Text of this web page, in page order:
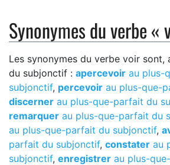
Synonymes du verbe «
Les synonymes du verbe voir
du subjonctif : apercevoir au plus-
subjonctif, percevoir au plus-que-
discerner au plus-que-parfait du
remarquer au plus-que-parfait du
au plus-que-parfait du subjonctif,
parfait du subjonctif, constater au
subjonctif, enregistrer au plus-